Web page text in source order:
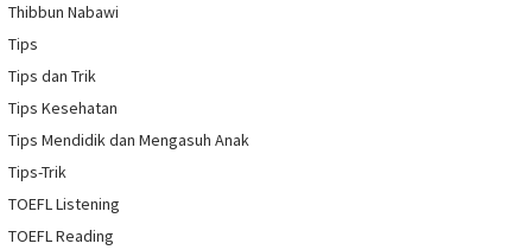
Thibbun Nabawi
Tips
Tips dan Trik
Tips Kesehatan
Tips Mendidik dan Mengasuh Anak
Tips-Trik
TOEFL Listening
TOEFL Reading